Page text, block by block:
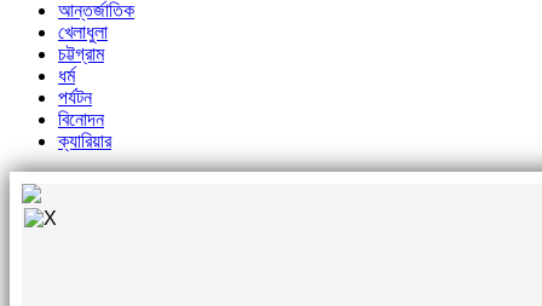
আন্তর্জাতিক
খেলাধুলা
চট্টগ্রাম
ধর্ম
পর্যটন
বিনোদন
ক্যারিয়ার